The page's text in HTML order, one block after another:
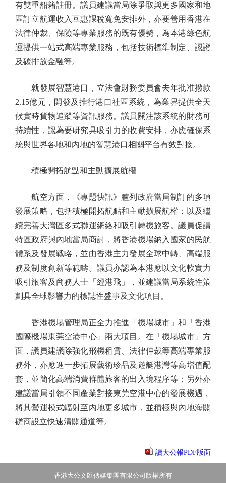
有雙重船籍註冊。議員建議當局除爭取與更多國家和地
區訂立航運收入互惠課稅寬免安排外，亦要善用香港在
法律仲裁、保險等專業服務的既有優勢，為本港綠色航
運提供一站式高端專業服務，包括技術標準制定、認證
及碳排放金融等。
就發展智慧港口，立法會財務委員會去年批准撥款
2.15億元，開發及推行港口社區系統，為業界提供全天
候實時貨物追蹤等資訊服務。議員關注該系統的財務可
持續性，認為要研究具吸引力的收費安排，亦應確保系
統與世界各地和內地的智慧港口相關平台有效對接。
積極開拓航點和主動擴展航權
航空方面，《專題快訊》臚列政府當局制訂的多項
發展策略，包括積極開拓航點和主動擴展航權；以及繼
續完善大灣區多式聯運網絡和吸引轉機旅客。議員促請
特區政府與內地當局商討，將香港機場納入國家的民航
體系及發展戰略，並由香港主力發展全球中轉、高端服
務及制度創新等範疇。議員亦認為本港應以文化軟實力
吸引旅客及商務人士「經港飛」，並建議當局系統性策
劃具全球影響力的標誌性盛事及文化項目。
香港機場管理局正全力推進「機場城市」和「香港
國際機場東莞空港中心」兩大項目。在「機場城市」方
面，議員建議除強化飛機租賃、法律仲裁等高端專業服
務外，亦應進一步拓展藝術珍品及遊艇港灣等高增值配
套，並簡化高端消費群體旅客的出入境程序等；另外亦
建議當局引領不同產業對接東莞空港中心的發展機遇，
將其營運模式輻射至內地更多城市，並積極與內地海關
磋商設立快速清關通道等。
讀大公報PDF版面
香港大公文匯傳媒集團有限公司版權所有